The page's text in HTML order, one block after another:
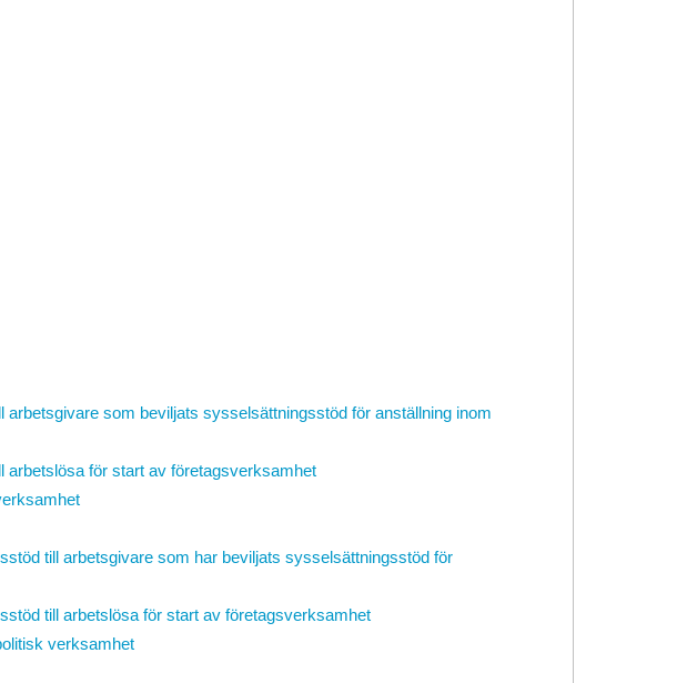
arbetsgivare som beviljats sysselsättningsstöd för anställning inom
arbetslösa för start av företagsverksamhet
till arbetsgivare som har beviljats sysselsättningsstöd för
till arbetslösa för start av företagsverksamhet
verksamhet